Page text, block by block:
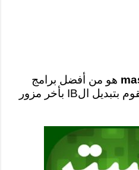
هو من أفضل برامج
فتح المواقع المحجوبة, ويقوم بتبديل الIB بأخر مزور